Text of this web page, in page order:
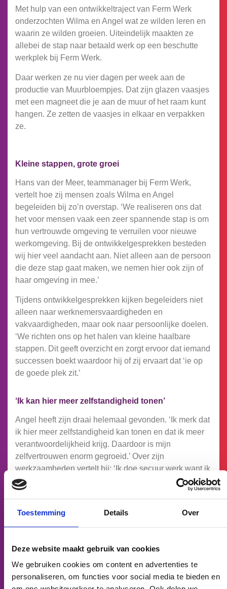
Toestemming Details Over
Deze website maakt gebruik van cookies
We gebruiken cookies om content en advertenties te
personaliseren, om functies voor social media te bieden en
Met hulp van een ontwikkeltraject van Ferm Werk
onderzochten Wilma en Angel wat ze wilden leren en
waarin ze wilden groeien. Uiteindelijk maakten ze
allebei de stap naar betaald werk op een beschutte
werkplek bij Ferm Werk.
Daar werken ze nu vier dagen per week aan de
productie van Muurbloempjes. Dat zijn glazen vaasjes
met een magneet die je aan de muur of het raam kunt
hangen. Ze zetten de vaasjes in elkaar en verpakken
ze.
Kleine stappen, grote groei
Hans van der Meer, teammanager bij Ferm Werk,
vertelt hoe zij mensen zoals Wilma en Angel
begeleiden bij zo’n overstap. ‘We realiseren ons dat
het voor mensen vaak een zeer spannende stap is om
hun vertrouwde omgeving te verruilen voor nieuwe
werkomgeving. Bij de ontwikkelgesprekken besteden
wij hier veel aandacht aan. Niet alleen aan de persoon
die deze stap gaat maken, we nemen hier ook zijn of
haar omgeving in mee.’
Tijdens ontwikkelgesprekken kijken begeleiders niet
alleen naar werknemersvaardigheden en
vakvaardigheden, maar ook naar persoonlijke doelen.
‘We richten ons op het halen van kleine haalbare
stappen. Dit geeft overzicht en zorgt ervoor dat iemand
successen boekt waardoor hij of zij ervaart dat ‘ie op
de goede plek zit.’
‘Ik kan hier meer zelfstandigheid tonen’
Angel heeft zijn draai helemaal gevonden. ‘Ik merk dat
ik hier meer zelfstandigheid kan tonen en dat ik meer
verantwoordelijkheid krijg. Daardoor is mijn
zelfvertrouwen enorm gegroeid.’ Over zijn
werkzaamheden vertelt hij: ‘Ik doe secuur werk want ik
moet er voor zorgen dat met behulp van de lijmrobot
de lijm op de goede plek van het vaasje terecht komt.
mensen uitleggen hoe het werkt. Dat vind ik heel leuk
om te doen.’
Ook Wilma voelt zich sterker dan ooit. ‘In het begin